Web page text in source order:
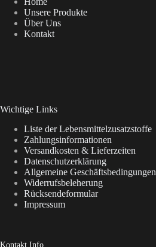
Unsere Produkte
Über Uns
Kontakt
Wichtige Links
Liste der Lebensmittelzusatzstoffe
Zahlungsinformationen
Versandkosten & Lieferzeiten
Datenschutzerklärung
Allgemeine Geschäftsbedingungen
Widerrufsbeleherung
Rücksendeformular
Impressum
Kontakt Info